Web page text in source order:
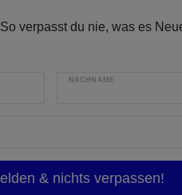
verpasst du nie, was es
NACHNAME